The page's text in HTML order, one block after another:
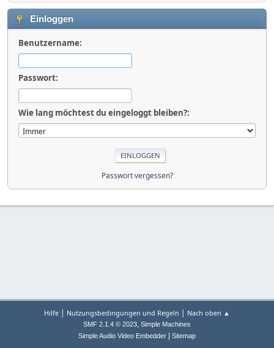
Einloggen
Benutzername:
Passwort:
Wie lang möchtest du eingeloggt bleiben?:
Passwort vergessen?
Hilfe | Nutzungsbedingungen und Regeln | Nach oben ▲
SMF 2.1.4 © 2023, Simple Machines
Simple Audio Video Embedder
Sitemap